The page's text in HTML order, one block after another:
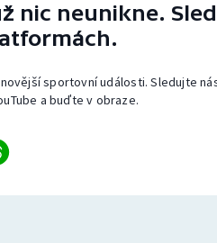
nic neunikne.
sportovní události. Sledujte
a buďte v obraze.